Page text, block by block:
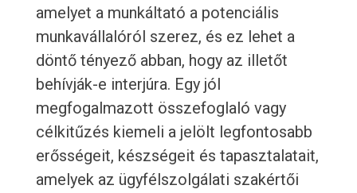
amelyet a munkáltató a potenciális
munkavállalóról szerez, és ez lehet a
döntő tényező abban, hogy az illetőt
behívják-e interjúra. Egy jól
megfogalmazott összefoglaló vagy
célkitűzés kiemeli a jelölt legfontosabb
erősségeit, készségeit és tapasztalatait,
amelyek az ügyfélszolgálati szakértői